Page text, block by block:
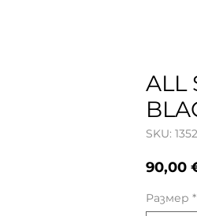
ALL
SKU:
90,00
Размер *